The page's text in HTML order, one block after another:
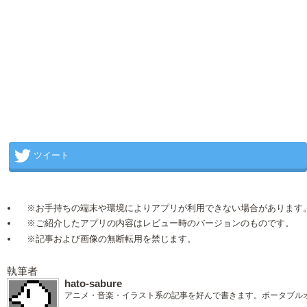
ツイート
※お手持ちの端末や環境によりアプリが利用できない場合があります。
※ご紹介したアプリの内容はレビュー時のバージョンのものです。
※記事および画像の無断転用を禁じます。
執筆者
hato-sabure
アニメ・音楽・イラスト系の記事を好んで書きます。ポータブル